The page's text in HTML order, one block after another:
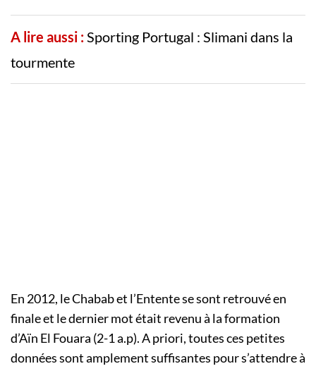
A lire aussi :Sporting Portugal : Slimani dans la
tourmente
En 2012, le Chabab et l’Entente se sont retrouvé en
finale et le dernier mot était revenu à la formation
d’Aïn El Fouara (2-1 a.p). A priori, toutes ces petites
données sont amplement suffisantes pour s’attendre à